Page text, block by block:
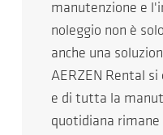
manutenzione e
noleggio non è
anche una
AERZEN Rental
e di tutta la
quotidiana